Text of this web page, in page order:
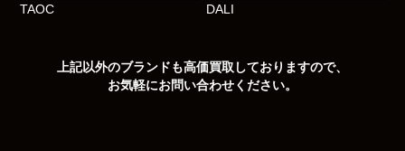
TAOC DALI
上記以外のブランドも高価買取しておりますので、
お気軽にお問い合わせください。